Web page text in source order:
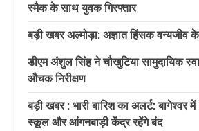
स्मैक के साथ युवक गिरफ्तार
बड़ी खबर अल्मोड़ा: अज्ञात हिंसक वन्यजीव
डीएम अंशुल सिंह ने चौखुटिया सामुदायिक
औचक निरीक्षण
बड़ी खबर : भारी बारिश का अलर्ट: बागेश्वर
स्कूल और आंगनबाड़ी केंद्र रहेंगे बंद